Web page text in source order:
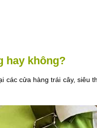
hay không?
các cửa hàng trái cây, siêu